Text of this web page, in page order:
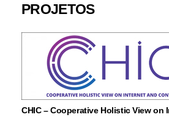
PROJETOS
CHIC – Cooperative Holistic View on